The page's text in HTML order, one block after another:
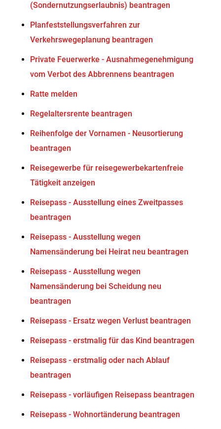
(Sondernutzungserlaubnis) beantragen
Planfeststellungsverfahren zur
Verkehrswegeplanung beantragen
Private Feuerwerke - Ausnahmegenehmigung
vom Verbot des Abbrennens beantragen
Ratte melden
Regelaltersrente beantragen
Reihenfolge der Vornamen - Neusortierung
beantragen
Reisegewerbe für reisegewerbekartenfreie
Tätigkeit anzeigen
Reisepass - Ausstellung eines Zweitpasses
beantragen
Reisepass - Ausstellung wegen
Namensänderung bei Heirat neu beantragen
Reisepass - Ausstellung wegen
Namensänderung bei Scheidung neu
beantragen
Reisepass - Ersatz wegen Verlust beantragen
Reisepass - erstmalig für das Kind beantragen
Reisepass - erstmalig oder nach Ablauf
beantragen
Reisepass - vorläufigen Reisepass beantragen
Reisepass - Wohnortänderung beantragen